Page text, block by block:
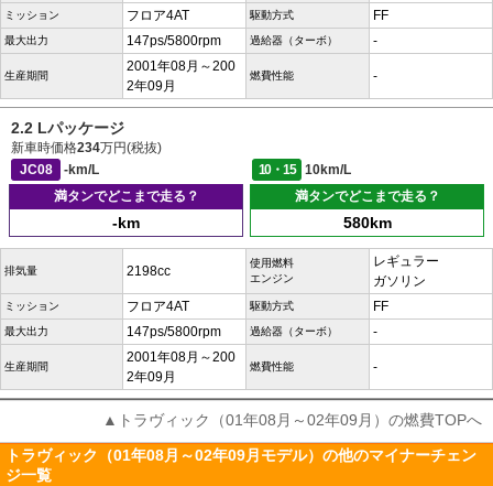
ミッション フロア4AT 駆動方式 FF
最大出力 147ps/5800rpm 過給器（ターボ） -
生産期間
2001年08月～200
2年09月
燃費性能 -
2.2 Lパッケージ
新車時価格234万円(税抜)
JC08
-km/L 10・15
10km/L
満タンでどこまで走る？
-km
満タンでどこまで走る？
580km
排気量 2198cc
使用燃料
エンジン
レギュラー
ガソリン
ミッション フロア4AT 駆動方式 FF
最大出力 147ps/5800rpm 過給器（ターボ） -
生産期間
2001年08月～200
2年09月
燃費性能 -
▲トラヴィック（01年08月～02年09月）の燃費TOPへ
トラヴィック（01年08月～02年09月モデル）の他のマイナーチェン
ジ一覧